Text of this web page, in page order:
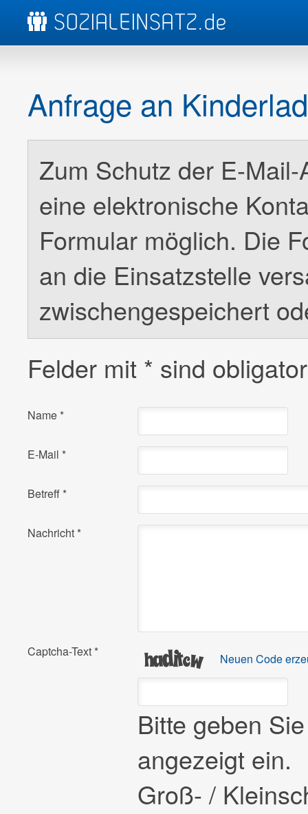
Anfrage an
Zum Schutz der E-
eine elektronische
Formular möglich. Die
an die Einsatzstelle
zwischengespeichert
Felder mit * sind
Name *
E-Mail *
Betreff *
Nachricht *
Captcha-Text * Neuen Code
Bitte geben
angezeigt ein.
Groß- /